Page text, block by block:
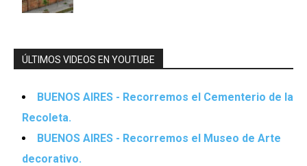
ÚLTIMOS VIDEOS EN YOUTUBE
BUENOS AIRES - Recorremos el Cementerio de la
Recoleta.
BUENOS AIRES - Recorremos el Museo de Arte
decorativo.